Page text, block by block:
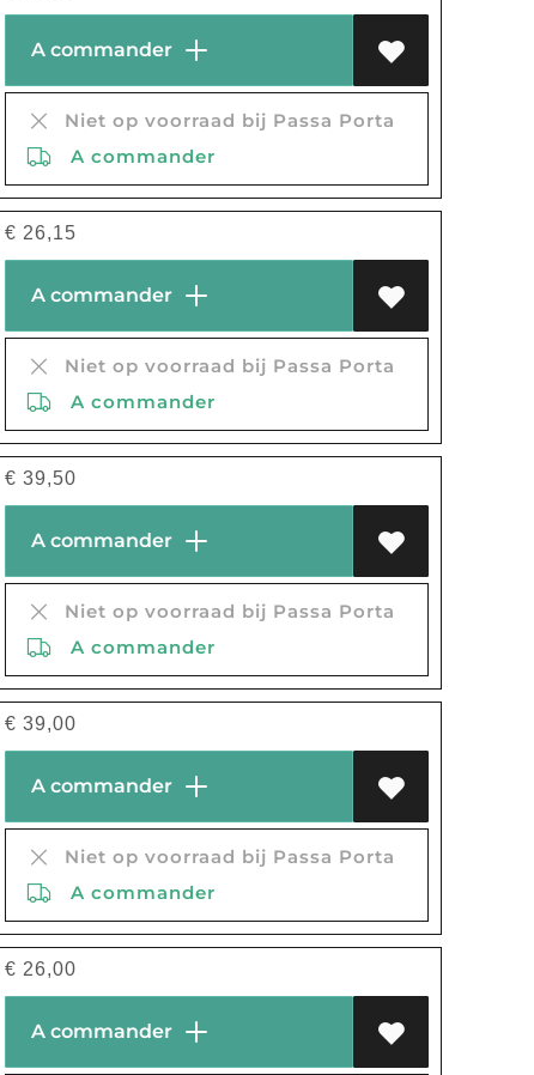
A commander
Niet op voorraad bij Passa Porta
A commander
€ 26,15
A commander
Niet op voorraad bij Passa Porta
A commander
€ 39,50
A commander
Niet op voorraad bij Passa Porta
A commander
€ 39,00
A commander
Niet op voorraad bij Passa Porta
A commander
€ 26,00
A commander